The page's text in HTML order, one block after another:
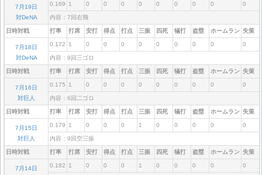
7月19日
対DeNA
0.169 1 0 0 0 0 0 0 0 0 0
内容：7回右飛
日時対戦 打率 打席 安打 得点 打点 三振 四死 犠打 盗塁 ホームラン 失策
7月18日
対DeNA
0.172 1 0 0 0 0 0 0 0 0 0
内容：9回三ゴロ
日時対戦 打率 打席 安打 得点 打点 三振 四死 犠打 盗塁 ホームラン 失策
7月16日
対巨人
0.175 1 0 0 0 0 0 0 0 0 0
内容：6回二ゴロ
日時対戦 打率 打席 安打 得点 打点 三振 四死 犠打 盗塁 ホームラン 失策
7月15日
対巨人
0.179 1 0 0 0 1 0 0 0 0 0
内容：9回空三振
日時対戦 打率 打席 安打 得点 打点 三振 四死 犠打 盗塁 ホームラン 失策
7月14日
0.182 1 0 0 0 1 0 0 0 0 0